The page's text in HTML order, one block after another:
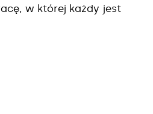
w której każdy jest